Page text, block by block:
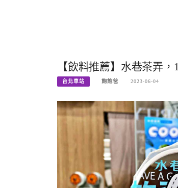
【飲料推薦】水巷茶弄
台北車站 飽飽爸 2023-06-04